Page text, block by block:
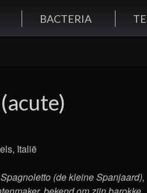
BACTERIA
Italië
(de kleine Spanjaard),